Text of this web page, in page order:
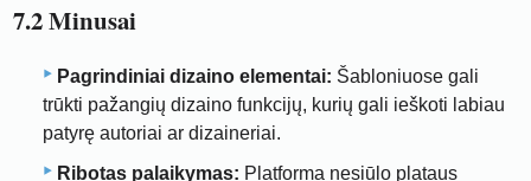
7.2 Minusai
Pagrindiniai dizaino elementai: Šabloniuose gali
trūkti pažangių dizaino funkcijų, kurių gali ieškoti labiau
patyrę autoriai ar dizaineriai.
Ribotas palaikymas: Platforma nesiūlo plataus